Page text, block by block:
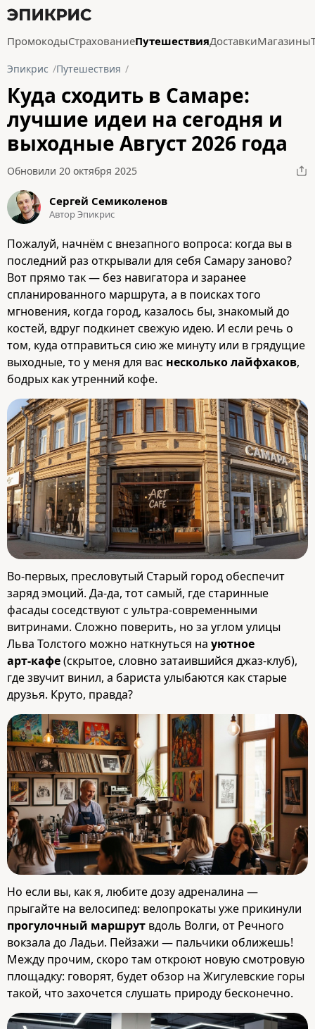
ПромокодыСтрахованиеПутешествияДоставкиМагазины
Эпикрис Путешествия
Куда сходить в Самаре:
лучшие идеи на сегодня и
выходные Август 2026 года
Обновили 20 октября 2025
Сергей Семиколенов
Автор Эпикрис
Пожалуй, начнём с внезапного вопроса: когда вы в
последний раз открывали для себя Самару заново?
Вот прямо так — без навигатора и заранее
спланированного маршрута, а в поисках того
мгновения, когда город, казалось бы, знакомый до
костей, вдруг подкинет свежую идею. И если речь о
том, куда отправиться сию же минуту или в грядущие
выходные, то у меня для вас несколько лайфхаков,
бодрых как утренний кофе.
Во‑первых, пресловутый Старый город обеспечит
заряд эмоций. Да-да, тот самый, где старинные
фасады соседствуют с ультра-современными
витринами. Сложно поверить, но за углом улицы
Льва Толстого можно наткнуться на уютное
арт‑кафе(скрытое, словно затаившийся джаз‑клуб),
где звучит винил, а бариста улыбаются как старые
друзья. Круто, правда?
Но если вы, как я, любите дозу адреналина —
прыгайте на велосипед: велопрокаты уже прикинули
прогулочный маршрут вдоль Волги, от Речного
вокзала до Ладьи. Пейзажи — пальчики оближешь!
Между прочим, скоро там откроют новую смотровую
площадку: говорят, будет обзор на Жигулевские горы
такой, что захочется слушать природу бесконечно.